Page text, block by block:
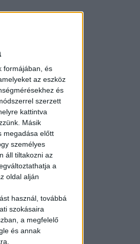
formájában, és
az eszköz
és
szerzett
kattintva
Másik
megadása előtt
személyes
áll tiltakozni az
a
oldal alján
használ, továbbá
szokásaira
a megfelelő
és annak